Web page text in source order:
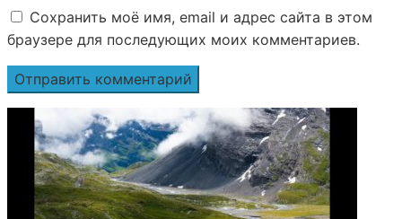
Сохранить моё имя, email и адрес сайта в этом
браузере для последующих моих комментариев.